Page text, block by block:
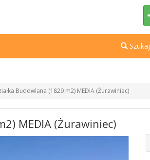
Szukaj
Budowlana (1829 m2) MEDIA (Żurawiniec)
MEDIA (Żurawiniec)